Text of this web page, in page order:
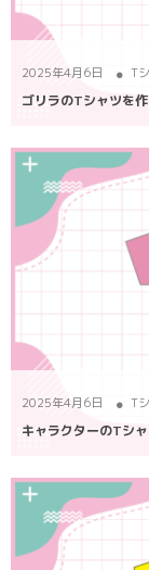
2025年4月6日 T
ゴリラのTシャツを
2025年4月6日 T
キャラクターのTシ
ポロシャツ
ロンT・長袖
タイダイ柄
ラグビーユニフォーム
かっこいいクラスTシャ
責任をもってお届けし
SDGsについて
セルフプリント